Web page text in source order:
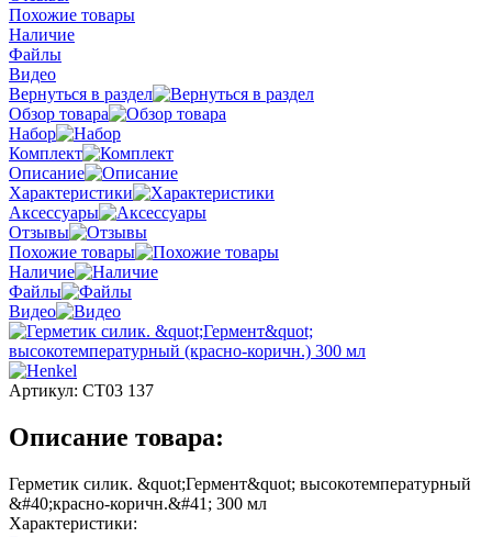
Похожие товары
Наличие
Файлы
Видео
Вернуться в раздел
Обзор товара
Набор
Комплект
Описание
Характеристики
Аксессуары
Отзывы
Похожие товары
Наличие
Файлы
Видео
Артикул: СТ03 137
Описание товара:
Герметик силик. &quot;Гермент&quot; высокотемпературный
&#40;красно-коричн.&#41; 300 мл
Характеристики: